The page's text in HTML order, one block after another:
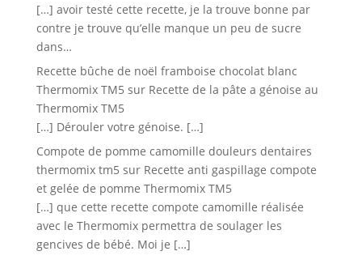
[…] avoir testé cette recette, je la trouve bonne par
contre je trouve qu’elle manque un peu de sucre
dans…
Recette bûche de noël framboise chocolat blanc
Thermomix TM5 sur Recette de la pâte a génoise au
Thermomix TM5
[…] Dérouler votre génoise. […]
Compote de pomme camomille douleurs dentaires
thermomix tm5 sur Recette anti gaspillage compote
et gelée de pomme Thermomix TM5
[…] que cette recette compote camomille réalisée
avec le Thermomix permettra de soulager les
gencives de bébé. Moi je […]